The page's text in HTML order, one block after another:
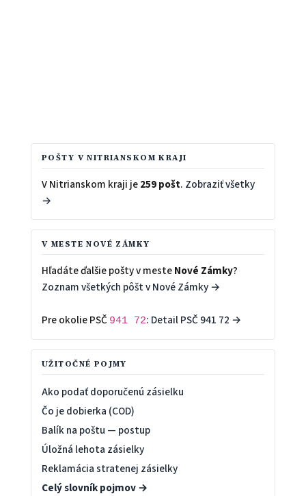
POŠTY V NITRIANSKOM KRAJI
V Nitrianskom kraji je259 pošt. Zobraziť všetky
→
V MESTE NOVÉ ZÁMKY
Hľadáte ďalšie pošty v mesteNové Zámky?
Zoznam všetkých pôšt v Nové Zámky →
Pre okolie PSČ 941 72: Detail PSČ 941 72 →
UŽITOČNÉ POJMY
Ako podať doporučenú zásielku
Čo je dobierka (COD)
Balík na poštu — postup
Úložná lehota zásielky
Reklamácia stratenej zásielky
Celý slovník pojmov →